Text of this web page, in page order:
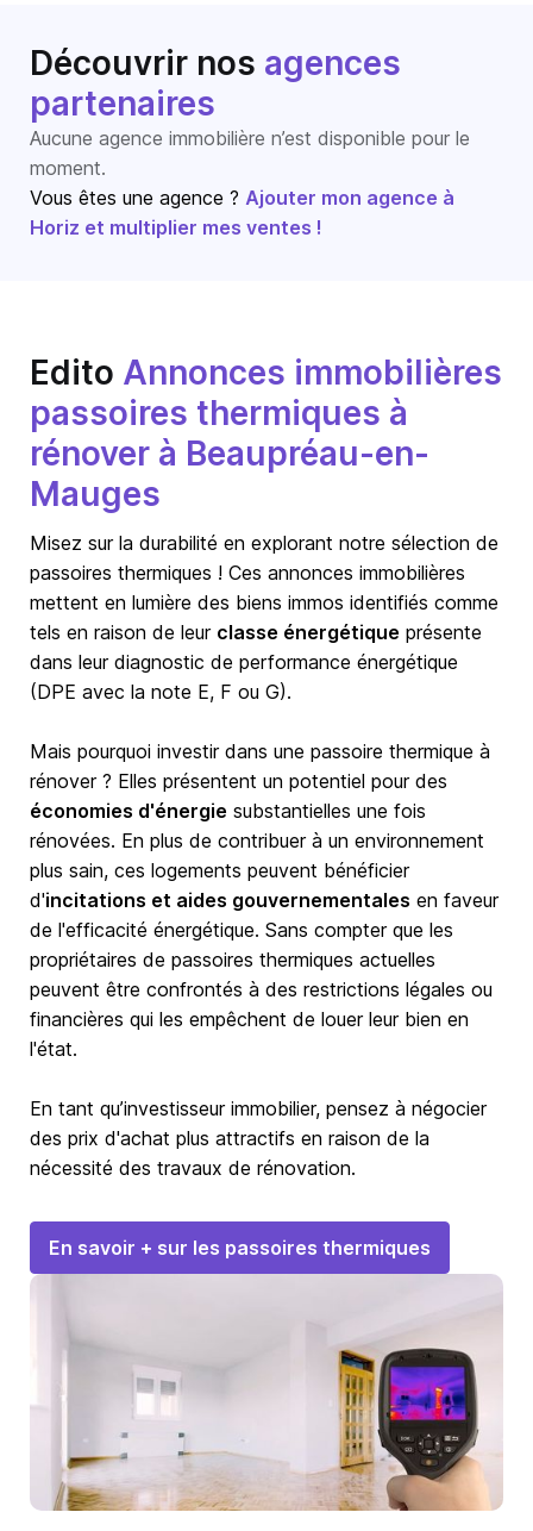
Découvrir nos agences
partenaires
Aucune agence immobilière n’est disponible pour le
moment.
Vous êtes une agence ? Ajouter mon agence à
Horiz et multiplier mes ventes !
Edito Annonces immobilières
passoires thermiques à
rénover à Beaupréau-en-
Mauges
Misez sur la durabilité en explorant notre sélection de
passoires thermiques ! Ces annonces immobilières
mettent en lumière des biens immos identifiés comme
tels en raison de leur classe énergétique présente
dans leur diagnostic de performance énergétique
(DPE avec la note E, F ou G).
Mais pourquoi investir dans une passoire thermique à
rénover ? Elles présentent un potentiel pour des
économies d'énergie substantielles une fois
rénovées. En plus de contribuer à un environnement
plus sain, ces logements peuvent bénéficier
d'incitations et aides gouvernementales en faveur
de l'efficacité énergétique. Sans compter que les
propriétaires de passoires thermiques actuelles
peuvent être confrontés à des restrictions légales ou
financières qui les empêchent de louer leur bien en
l'état.
En tant qu’investisseur immobilier, pensez à négocier
des prix d'achat plus attractifs en raison de la
nécessité des travaux de rénovation.
En savoir + sur les passoires thermiques